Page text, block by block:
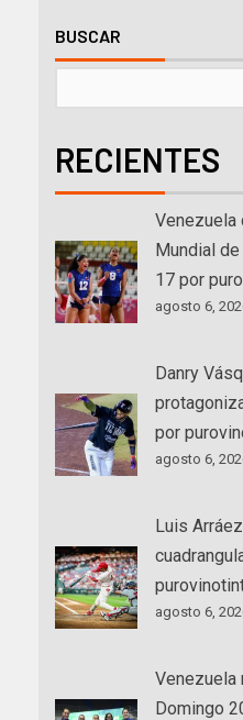
BUSCAR
RECIENTES
Venezuela
Mundial
17 por
agosto 6,
Danry
por
agosto 6,
Luis
agosto 6,
Venezuela
Domingo